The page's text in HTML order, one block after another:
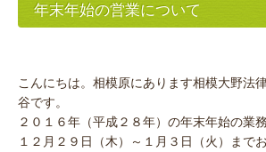
年末年始の営業について
こんにちは。相模原にあります相模大野法
谷です。
２０１６年（平成２８年）の年末年始の業
１２月２９日（木）～１月３日（火）まで